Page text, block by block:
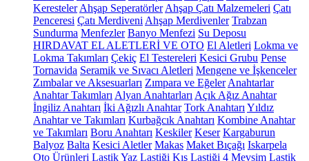
Keresteler Ahşap Seperatörler Ahşap Çatı Malzemeleri Çatı
Penceresi Çatı Merdiveni Ahşap Merdivenler Trabzan
Sundurma Menfezler Banyo Menfezi Su Deposu
HIRDAVAT EL ALETLERİ VE OTO El Aletleri Lokma ve
Lokma Takımları Çekiç El Testereleri Kesici Grubu Pense
Tornavida Seramik ve Sıvacı Aletleri Mengene ve İşkenceler
Zımbalar ve Aksesuarları Zımpara ve Eğeler Anahtarlar
Anahtar Takımları Alyan Anahtarları Açık Ağız Anahtar
İngiliz Anahtarı İki Ağızlı Anahtar Tork Anahtarı Yıldız
Anahtar ve Takımları Kurbağcık Anahtarı Kombine Anahtar
ve Takımları Boru Anahtarı Keskiler Keser Kargaburun
Balyoz Balta Kesici Aletler Makas Maket Bıçağı Iskarpela
Oto Ürünleri LastikYaz Lastiği Kış Lastiği 4 Mevsim Lastik